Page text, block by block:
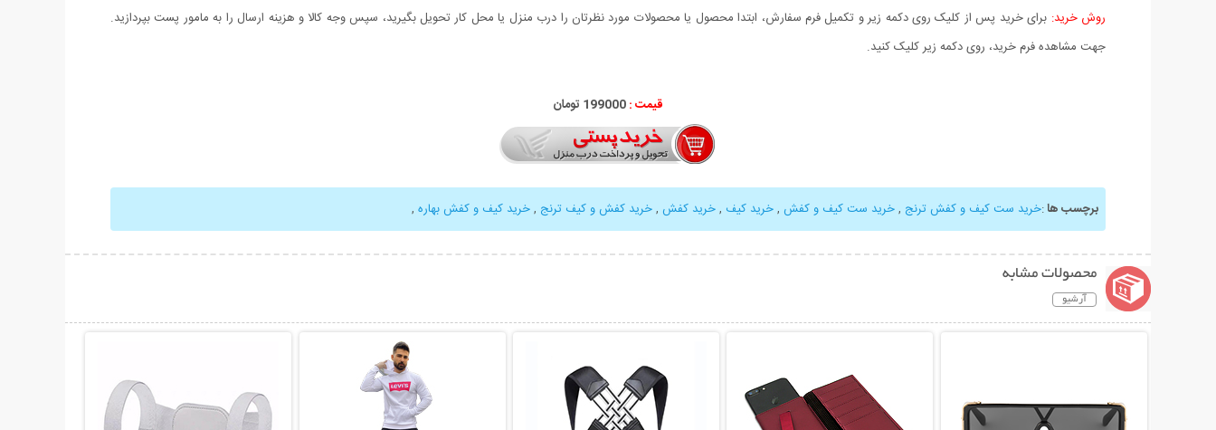
روش خرید: برای خرید پس از کلیک روی دکمه زیر و تکمیل فرم سفارش، ابتدا محصول یا محصولات مورد نظرتان را درب منزل یا محل کار تحویل بگیرید، سپس وجه کالا و هزینه ارسال را به مامور پست بپردازید.
جهت مشاهده فرم خرید، روی دکمه زیر کلیک کنید.
قیمت :199000 تومان
برچسب ها:خرید ست کیف و کفش ترنج ,خرید ست کیف و کفش ,خرید کیف ,خرید کفش ,خرید کفش و کیف ترنج ,خرید کیف و کفش بهاره ,
محصولات مشابه
آرشیو